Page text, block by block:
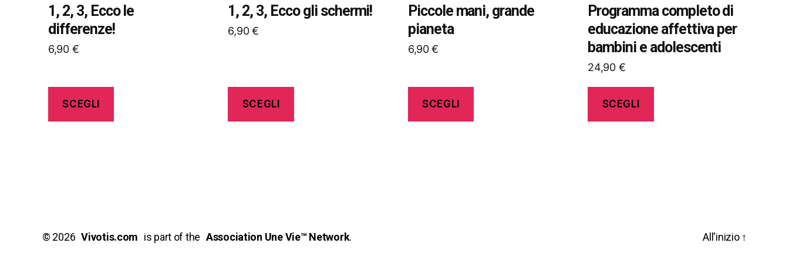
1, 2, 3, Ecco le
differenze!
6,90 €
SCEGLI
nella
pagina
del
prodotto
1, 2, 3, Ecco gli schermi!
6,90€
SCEGLI
nella
pagina
del
Piccole mani, grande
pianeta
6,90€
SCEGLI
nella
pagina
del
prodotto
Programma completo di
educazione affettiva per
bambini e adolescenti
24,90 €
SCEGLI
nella
pagina
del
prodotto
© 2026 _Vivotis.com is part of the _Association Une Vie™ Network. All'inizio ↑